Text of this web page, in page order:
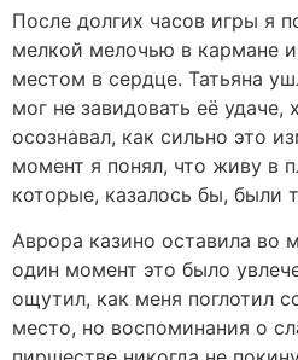
После долгих часов игры я
мелкой мелочью в кармане
местом в сердце. Татьяна
мог не завидовать её удаче,
осознавал, как сильно это
момент я понял, что живу в
которые, казалось бы, были
Аврора казино оставила во
один момент это было
ощутил, как меня поглотил
место, но воспоминания о